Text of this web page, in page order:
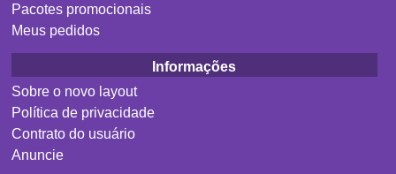
Pacotes promocionais
Meus pedidos
Informações
Sobre o novo layout
Política de privacidade
Contrato do usuário
Anuncie